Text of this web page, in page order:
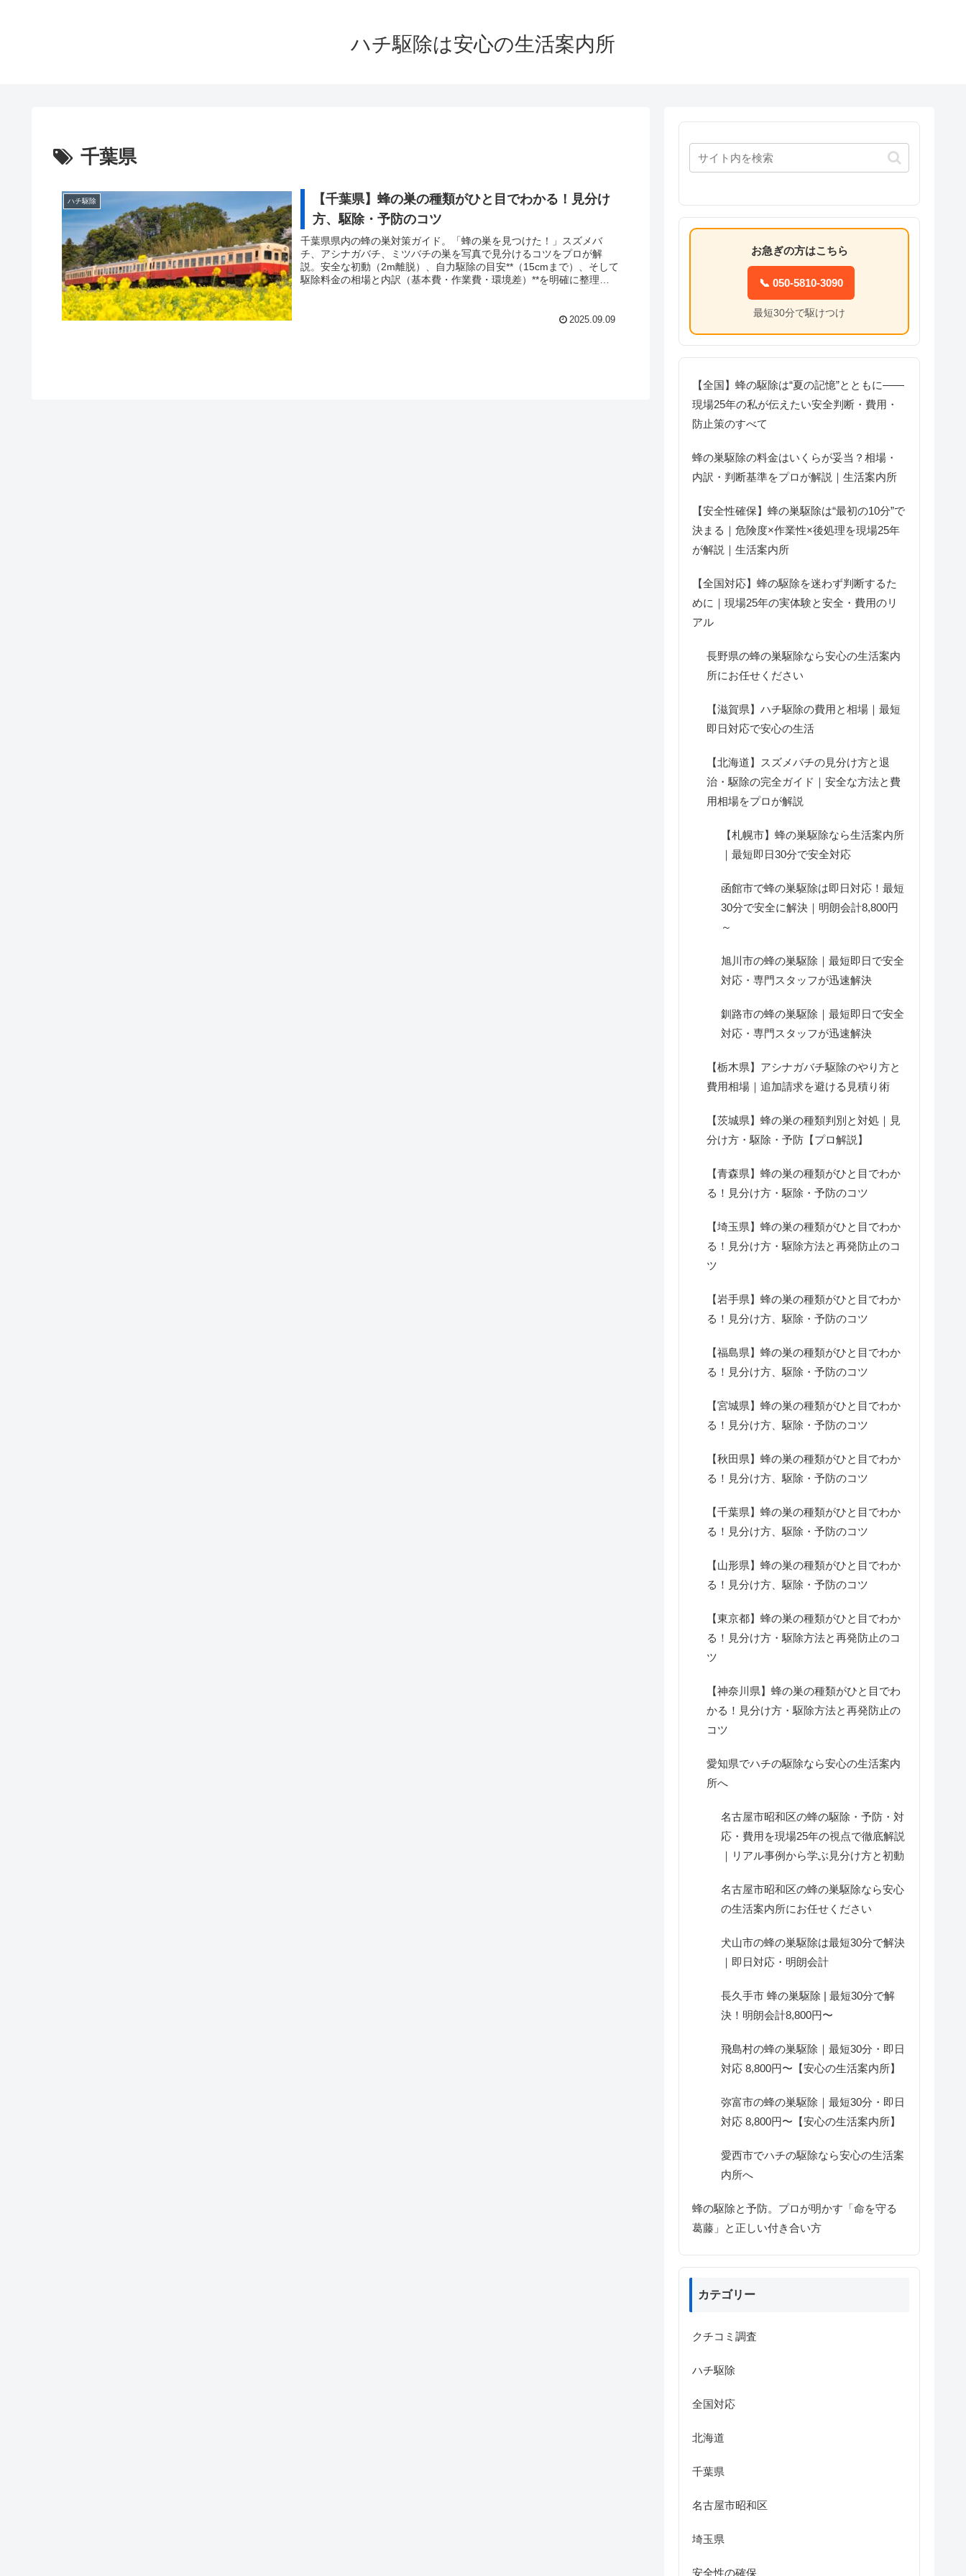
ハチ駆除は安心の生活案内所
千葉県
ハチ駆除
【千葉県】蜂の巣の種類がひと目でわかる！見分け
方、駆除・予防のコツ
千葉県県内の蜂の巣対策ガイド。「蜂の巣を見つけた！」スズメバ
チ、アシナガバチ、ミツバチの巣を写真で見分けるコツをプロが解
説。安全な初動（2m離脱）、自力駆除の目安**（15cmまで）、そして
駆除料金の相場と内訳（基本費・作業費・環境差）**を明確に整理。
2025.09.09
お急ぎの方はこちら
📞 050-5810-3090
最短30分で駆けつけ
【全国】蜂の駆除は“夏の記憶”とともに――
現場25年の私が伝えたい安全判断・費用・
防止策のすべて
蜂の巣駆除の料金はいくらが妥当？相場・
内訳・判断基準をプロが解説｜生活案内所
【安全性確保】蜂の巣駆除は“最初の10分”で
決まる｜危険度×作業性×後処理を現場25年
が解説｜生活案内所
【全国対応】蜂の駆除を迷わず判断するた
めに｜現場25年の実体験と安全・費用のリ
アル
長野県の蜂の巣駆除なら安心の生活案内
所にお任せください
【滋賀県】ハチ駆除の費用と相場｜最短
即日対応で安心の生活
【北海道】スズメバチの見分け方と退
治・駆除の完全ガイド｜安全な方法と費
用相場をプロが解説
【札幌市】蜂の巣駆除なら生活案内所
｜最短即日30分で安全対応
函館市で蜂の巣駆除は即日対応！最短
30分で安全に解決｜明朗会計8,800円
～
旭川市の蜂の巣駆除｜最短即日で安全
対応・専門スタッフが迅速解決
釧路市の蜂の巣駆除｜最短即日で安全
対応・専門スタッフが迅速解決
【栃木県】アシナガバチ駆除のやり方と
費用相場｜追加請求を避ける見積り術
【茨城県】蜂の巣の種類判別と対処｜見
分け方・駆除・予防【プロ解説】
【青森県】蜂の巣の種類がひと目でわか
る！見分け方・駆除・予防のコツ
【埼玉県】蜂の巣の種類がひと目でわか
る！見分け方・駆除方法と再発防止のコ
ツ
【岩手県】蜂の巣の種類がひと目でわか
る！見分け方、駆除・予防のコツ
【福島県】蜂の巣の種類がひと目でわか
る！見分け方、駆除・予防のコツ
【宮城県】蜂の巣の種類がひと目でわか
る！見分け方、駆除・予防のコツ
【秋田県】蜂の巣の種類がひと目でわか
る！見分け方、駆除・予防のコツ
【千葉県】蜂の巣の種類がひと目でわか
る！見分け方、駆除・予防のコツ
【山形県】蜂の巣の種類がひと目でわか
る！見分け方、駆除・予防のコツ
【東京都】蜂の巣の種類がひと目でわか
る！見分け方・駆除方法と再発防止のコ
ツ
【神奈川県】蜂の巣の種類がひと目でわ
かる！見分け方・駆除方法と再発防止の
コツ
愛知県でハチの駆除なら安心の生活案内
所へ
名古屋市昭和区の蜂の駆除・予防・対
応・費用を現場25年の視点で徹底解説
｜リアル事例から学ぶ見分け方と初動
名古屋市昭和区の蜂の巣駆除なら安心
の生活案内所にお任せください
犬山市の蜂の巣駆除は最短30分で解決
｜即日対応・明朗会計
長久手市 蜂の巣駆除 | 最短30分で解
決！明朗会計8,800円〜
飛島村の蜂の巣駆除｜最短30分・即日
対応 8,800円〜【安心の生活案内所】
弥富市の蜂の巣駆除｜最短30分・即日
対応 8,800円〜【安心の生活案内所】
愛西市でハチの駆除なら安心の生活案
内所へ
蜂の駆除と予防。プロが明かす「命を守る
葛藤」と正しい付き合い方
カテゴリー
クチコミ調査
ハチ駆除
全国対応
北海道
千葉県
名古屋市昭和区
埼玉県
安全性の確保